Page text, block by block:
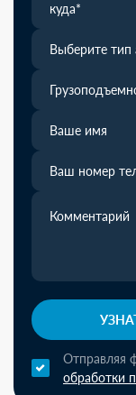
Выберите тип
Отправляя
обработки